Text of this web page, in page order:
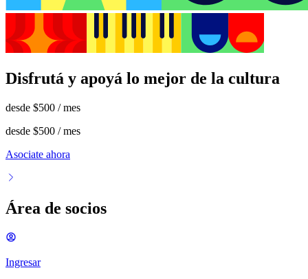
Disfrutá y apoyá lo mejor de la cultura
desde $500 / mes
desde $500 / mes
Asociate ahora
Área de socios
Ingresar